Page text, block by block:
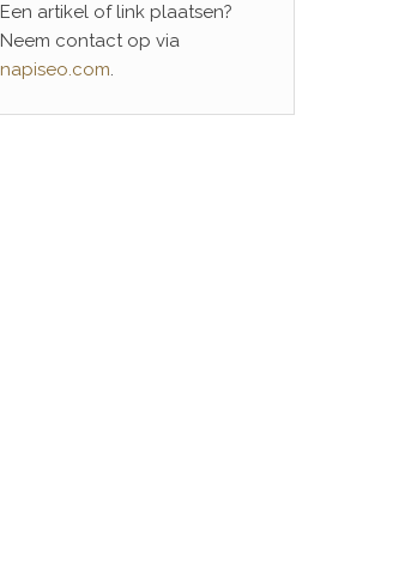
Een artikel of link plaatsen?
Neem contact op via
napiseo.com.